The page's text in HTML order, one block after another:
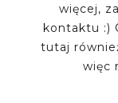
więcej,
kontaktu :)
tutaj
więc